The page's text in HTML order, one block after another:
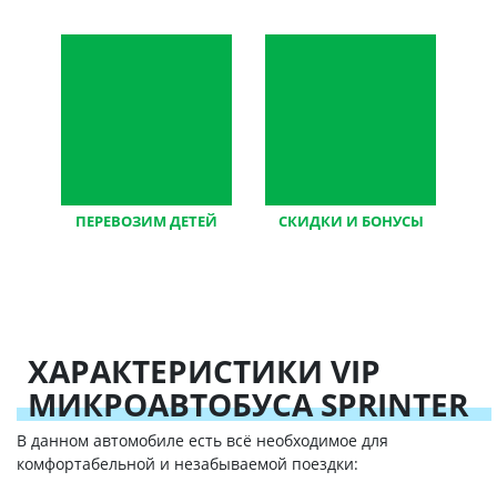
ПЕРЕВОЗИМ ДЕТЕЙ
СКИДКИ И БОНУСЫ
ХАРАКТЕРИСТИКИ VIP
МИКРОАВТОБУСА SPRINTER
В данном автомобиле есть всё необходимое для
комфортабельной и незабываемой поездки: